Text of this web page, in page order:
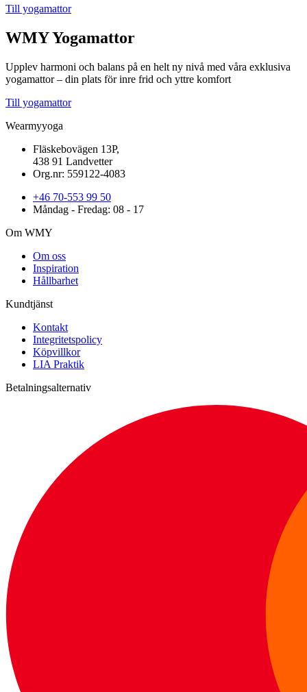
Till yogamattor
WMY Yogamattor
Upplev harmoni och balans på en helt ny nivå med våra exklusiva
yogamattor – din plats för inre frid och yttre komfort
Till yogamattor
Wearmyyoga
Fläskebovägen 13P,
438 91 Landvetter
Org.nr: 559122-4083
+46 70-553 99 50
Måndag - Fredag: 08 - 17
Om WMY
Om oss
Inspiration
Hållbarhet
Kundtjänst
Kontakt
Integritetspolicy
Köpvillkor
LIA Praktik
Betalningsalternativ